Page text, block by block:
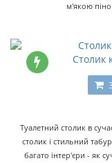
м'якою
Столик
Туалетний столик в
столик і стильний
багато інтер'єри - як